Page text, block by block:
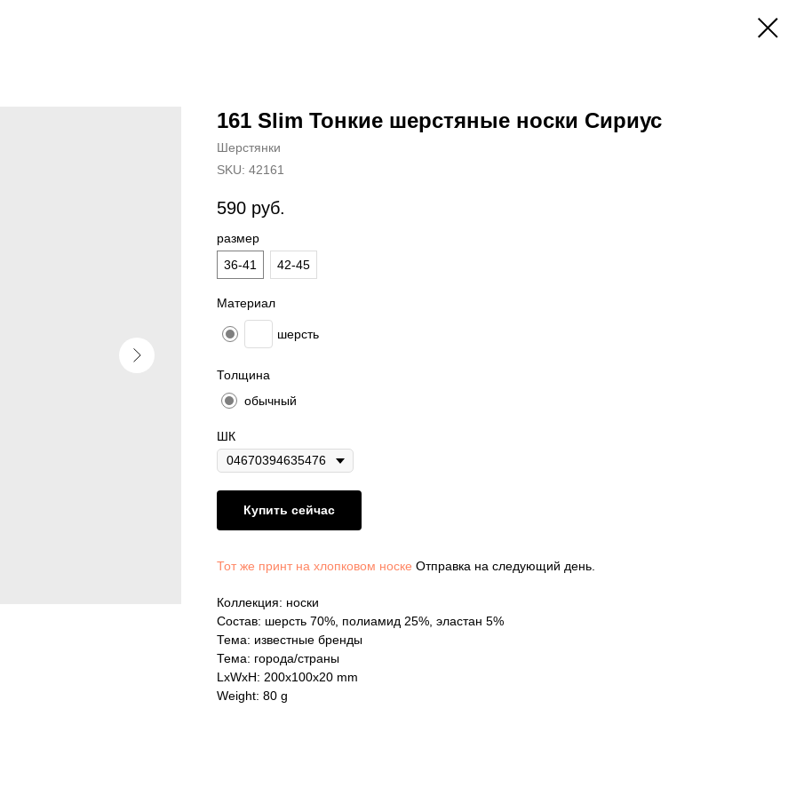
161 Slim Тонкие шерстяные носки Сириус
Шерстянки
SKU: 42161
590 руб.
размер
36-41
42-45
Материал
шерсть
Толщина
обычный
ШК
Купить сейчас
Тот же принт на хлопковом носке Отправка на следующий день.
Коллекция: носки
Состав: шерсть 70%, полиамид 25%, эластан 5%
Тема: известные бренды
Тема: города/страны
LxWxH: 200x100x20 mm
Weight: 80 g